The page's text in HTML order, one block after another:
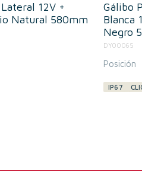
12V +
Natural 580mm
Gálibo
Blanca
Negro
DY00065
Posición
IP67